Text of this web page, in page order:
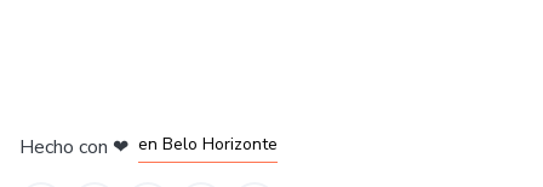
Hecho con ❤ en Belo Horizonte